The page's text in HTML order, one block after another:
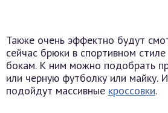
Также очень эффектно будут
сейчас брюки в спортивном стиле
бокам. К ним можно подобрать
или черную футболку или майку.
подойдут массивные кроссовки.